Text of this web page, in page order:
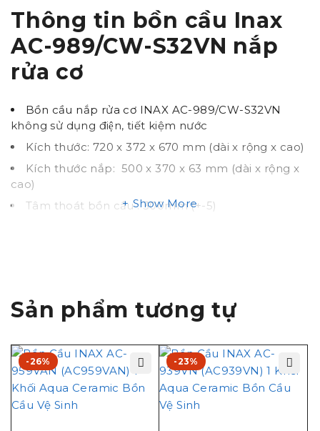
Thông tin bồn cầu Inax
AC-989/CW-S32VN nắp
rửa cơ
Bồn cầu nắp rửa cơ INAX AC-989/CW-S32VN
không sử dụng điện, tiết kiệm nước
Kích thước: 720 x 372 x 670 mm (dài x rộng x cao)
Kích thước nắp: 500 x 370 x 63 mm (dài x rộng x
cao)
Tâm thoát bồn cầu : 300mm (+-5)
Trọng lượng nắp rửa cơ Inax CW-S32VN : ~ 3kg
Tính năng bàn cầu Inax
AC989 CWS32VN
Show More
Sản phẩm tương tự
-26% -23%